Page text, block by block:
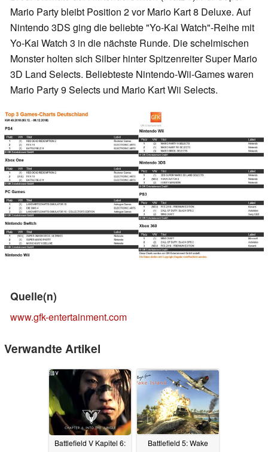
Mario Party bleibt Position 2 vor Mario Kart 8 Deluxe. Auf
Nintendo 3DS ging die beliebte "Yo-Kai Watch"-Reihe mit
Yo-Kai Watch 3 in die nächste Runde. Die schelmischen
Monster holten sich Silber hinter Spitzenreiter Super Mario
3D Land Selects. Beliebteste Nintendo-Wii-Games waren
Mario Party 9 Selects und Mario Kart Wii Selects.
Quelle(n)
www.gfk-entertainment.com
Verwandte Artikel
Battlefield V Kapitel 6:
Battlefield 5: Wake